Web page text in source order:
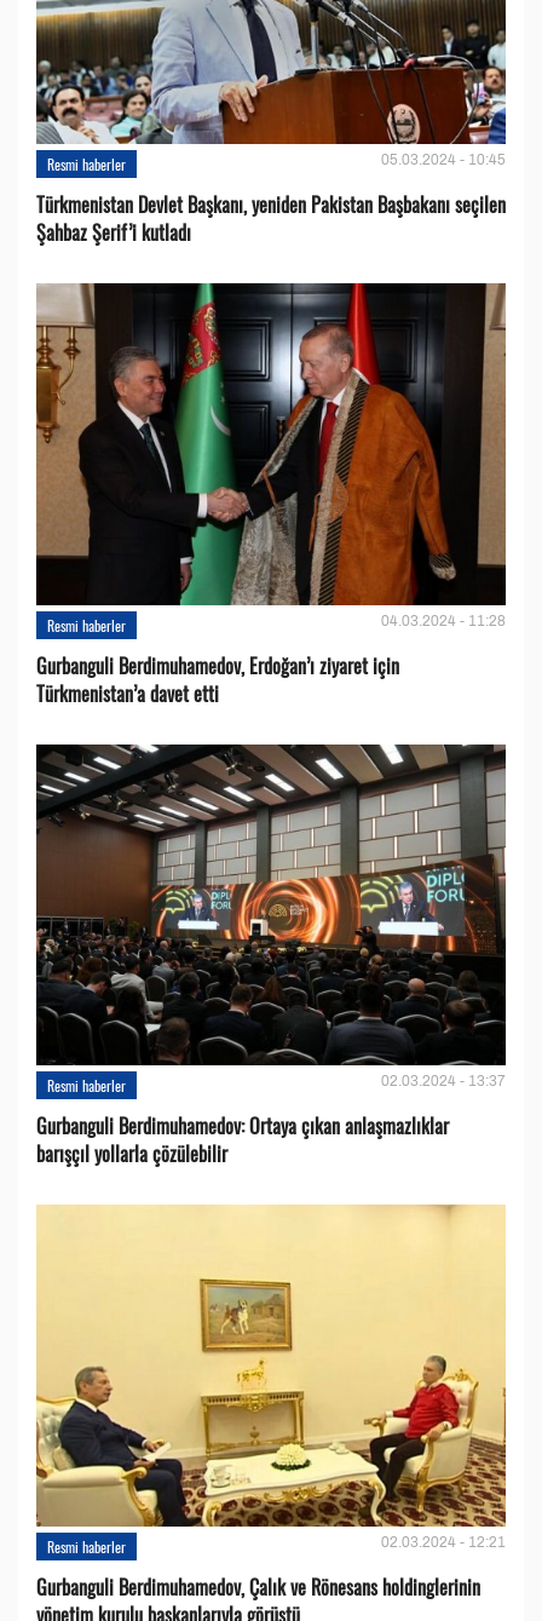
Resmi haberler 05.03.2024 - 10:45
Türkmenistan Devlet Başkanı, yeniden Pakistan Başbakanı seçilen
Şahbaz Şerif’i kutladı
Resmi haberler 04.03.2024 - 11:28
Gurbanguli Berdimuhamedov, Erdoğan’ı ziyaret için
Türkmenistan’a davet etti
Resmi haberler 02.03.2024 - 13:37
Gurbanguli Berdimuhamedov: Ortaya çıkan anlaşmazlıklar
barışçıl yollarla çözülebilir
Resmi haberler 02.03.2024 - 12:21
Gurbanguli Berdimuhamedov, Çalık ve Rönesans holdinglerinin
yönetim kurulu başkanlarıyla görüştü